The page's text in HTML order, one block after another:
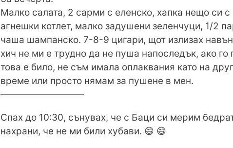
Малко салата, 2 сарми с еленско, хапка нещо си
агнешки котлет, малко задушени зеленчуци, 1/2
чаша шампанско. 7-8-9 цигари, щот излизах
хич не ми е трудно да не пуша напоследък, ако
това е било, не съм имала оплаквания като на
време или просто нямам за пушене в мен.
—————————
Спах до 10:30, сънувах, че с Баци си мерим
нахрани, че не ми били хубави. 😄 😄